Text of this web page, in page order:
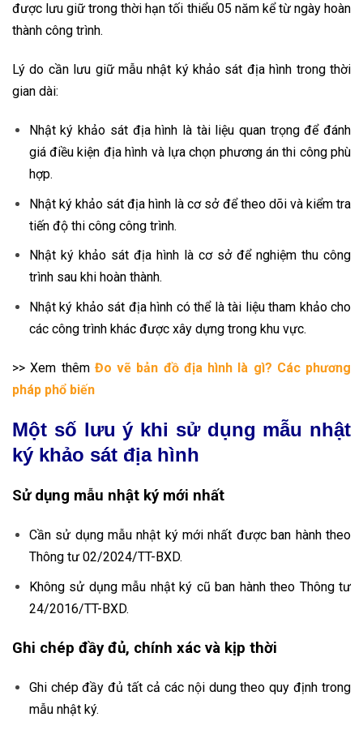
được lưu giữ trong thời hạn tối thiểu 05 năm kể từ ngày hoàn
thành công trình.
Lý do cần lưu giữ mẫu nhật ký khảo sát địa hình trong thời
gian dài:
Nhật ký khảo sát địa hình là tài liệu quan trọng để đánh
giá điều kiện địa hình và lựa chọn phương án thi công phù
hợp.
Nhật ký khảo sát địa hình là cơ sở để theo dõi và kiểm tra
tiến độ thi công công trình.
Nhật ký khảo sát địa hình là cơ sở để nghiệm thu công
trình sau khi hoàn thành.
Nhật ký khảo sát địa hình có thể là tài liệu tham khảo cho
các công trình khác được xây dựng trong khu vực.
>> Xem thêmĐo vẽ bản đồ địa hình là gì? Các phương
pháp phổ biến
Một số lưu ý khi sử dụng mẫu nhật
ký khảo sát địa hình
Sử dụng mẫu nhật ký mới nhất
Cần sử dụng mẫu nhật ký mới nhất được ban hành theo
Thông tư 02/2024/TT-BXD.
Không sử dụng mẫu nhật ký cũ ban hành theo Thông tư
24/2016/TT-BXD.
Ghi chép đầy đủ, chính xác và kịp thời
Ghi chép đầy đủ tất cả các nội dung theo quy định trong
mẫu nhật ký.